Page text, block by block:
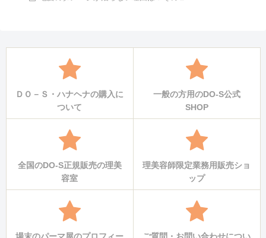
ＤＯ－Ｓ・ハナヘナの購入に
ついて
一般の方用のDO-S公式
SHOP
全国のDO-S正規販売の理美
容室
理美容師限定業務用販売ショ
ップ